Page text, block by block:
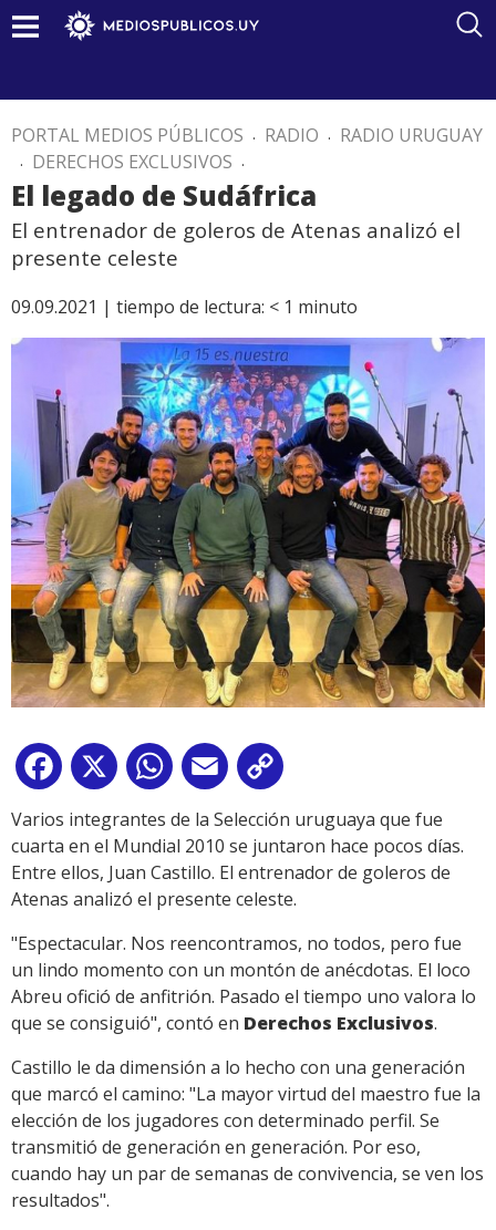
PORTAL MEDIOS PÚBLICOS . RADIO . RADIO URUGUAY
. DERECHOS EXCLUSIVOS .
El legado de Sudáfrica
El entrenador de goleros de Atenas analizó el
presente celeste
09.09.2021 | tiempo de lectura: < 1 minuto
Facebook
X WhatsApp
Email
Link
Varios integrantes de la Selección uruguaya que fue
cuarta en el Mundial 2010 se juntaron hace pocos días.
Entre ellos, Juan Castillo. El entrenador de goleros de
Atenas analizó el presente celeste.
"Espectacular. Nos reencontramos, no todos, pero fue
un lindo momento con un montón de anécdotas. El loco
Abreu ofició de anfitrión. Pasado el tiempo uno valora lo
que se consiguió", contó en Derechos Exclusivos.
Castillo le da dimensión a lo hecho con una generación
que marcó el camino: "La mayor virtud del maestro fue la
elección de los jugadores con determinado perfil. Se
transmitió de generación en generación. Por eso,
cuando hay un par de semanas de convivencia, se ven los
resultados".